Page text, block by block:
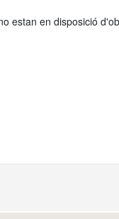
estan en disposició